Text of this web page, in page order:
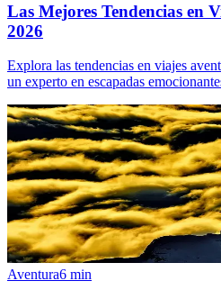
Las Mejores Tendencias en
2026
Explora las tendencias en viajes
un experto en escapadas
Aventura6 min